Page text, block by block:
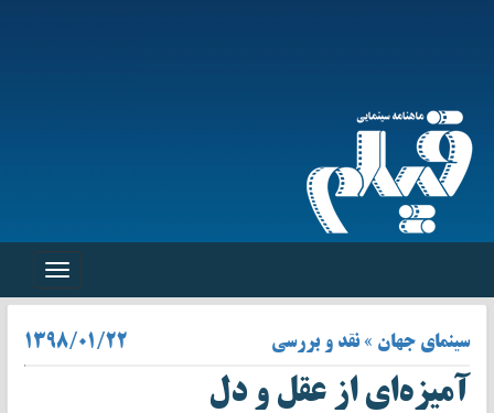
Toggle
سینمای جهان » نقد و بررسی ۱۳۹۸/۰۱/۲۲
آمیزه‌ای از عقل و دل